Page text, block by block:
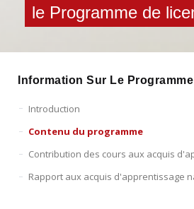
le Programme de
Information Sur Le Programme
Introduction
Contenu du programme
Contribution des cours aux acquis
Rapport aux acquis d'apprentissage